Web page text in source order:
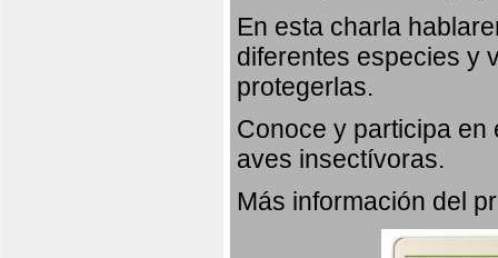
En esta charla
diferentes especies y
protegerlas.
Conoce y participa
aves insectívoras.
Más información del